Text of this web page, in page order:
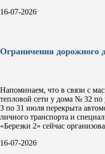
16-07-2026
Ограничения дорожного
Напоминаем, что в связи с
тепловой сети у дома № 32 по
3 по 31 июля перекрыта
личного транспорта и
«Березки 2» сейчас
16-07-2026